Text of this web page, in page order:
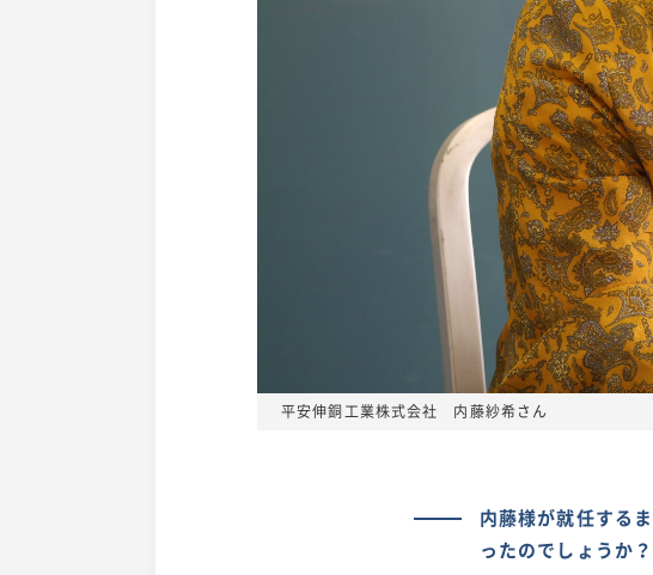
平安伸銅工業株式会社 内藤紗希さん
内藤様が就任する
ったのでしょうか？